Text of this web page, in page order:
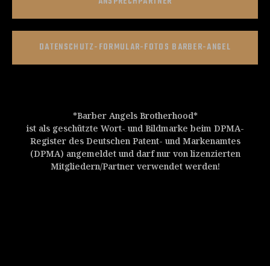
DATENSCHUTZ-FORMULAR-FOTOS BARBER-ANGEL
*Barber Angels Brotherhood*
ist als geschützte Wort- und Bildmarke beim DPMA-
Register des Deutschen Patent- und Markenamtes
(DPMA) angemeldet und darf nur von lizenzierten
Mitgliedern/Partner verwendet werden!